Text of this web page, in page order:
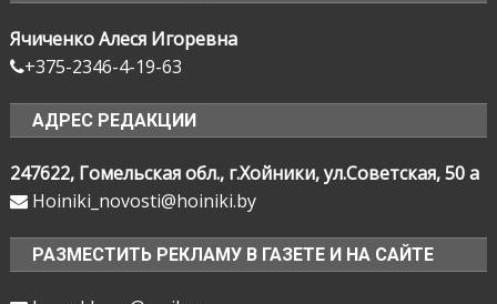
Ячиченко Алеся Игоревна
+375-2346-4-19-63
АДРЕС РЕДАКЦИИ
247622, Гомельская обл., г.Хойники, ул.Советская, 50 а
Hoiniki_novosti@hoiniki.by
РАЗМЕСТИТЬ РЕКЛАМУ В ГАЗЕТЕ И НА САЙТЕ